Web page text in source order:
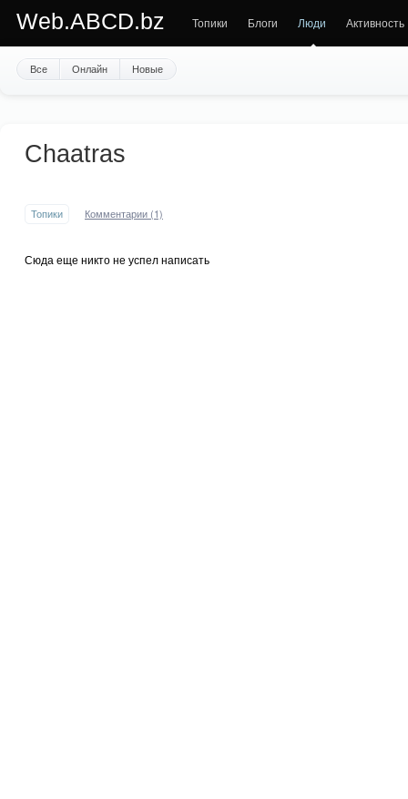
Web.ABCD.bz Топики Блоги Люди Активность
Все Онлайн Новые
Chaatras
Топики Комментарии (1)
Сюда еще никто не успел написать